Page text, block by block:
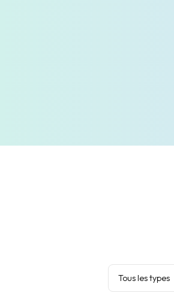
Tous les types